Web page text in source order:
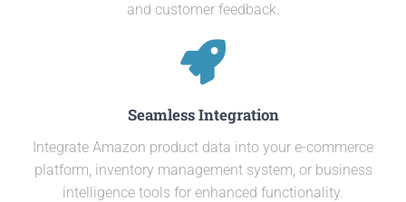
and customer feedback.
Seamless Integration
Integrate Amazon product data into your e-commerce
platform, inventory management system, or business
intelligence tools for enhanced functionality.